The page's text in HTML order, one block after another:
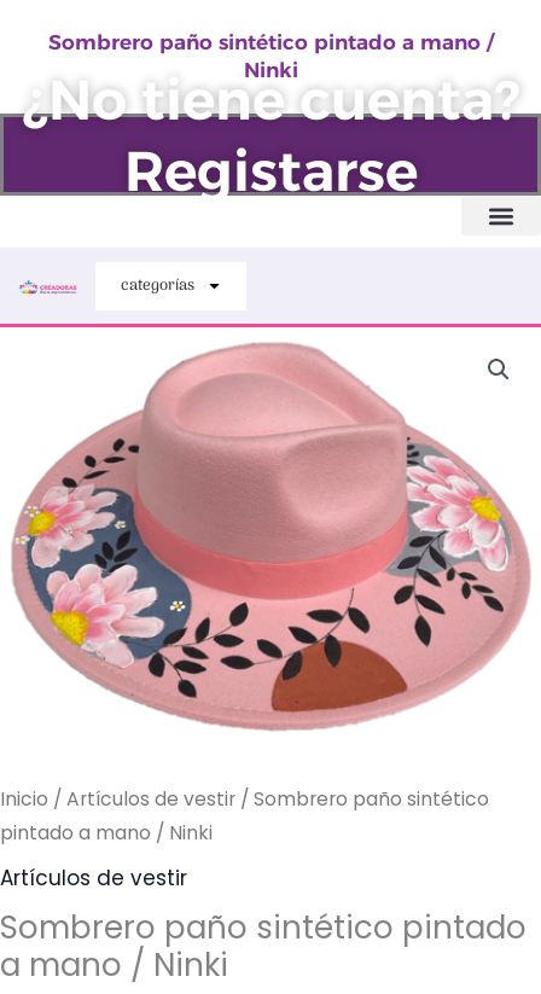
contenido
Sombrero paño sintético pintado a mano /
Ninki
¿No tiene cuenta?
Registarse
categorías
Inicio / Artículos de vestir / Sombrero paño sintético
pintado a mano / Ninki
Artículos de vestir
Sombrero paño sintético pintado
a mano / Ninki
pintado
mano
Ninki
cantidad
pintado
mano